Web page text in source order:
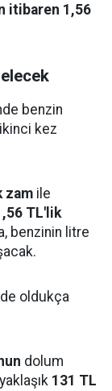
itibaren 1,56
benzin
kez
zam ile
TL'lik
benzinin litre
oldukça
dolum
131 TL